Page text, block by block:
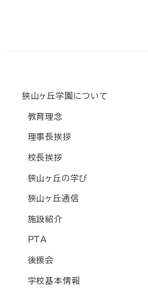
狭山ヶ丘学園について
教育理念
理事長挨拶
校長挨拶
狭山ヶ丘の学び
狭山ヶ丘通信
施設紹介
PTA
後援会
学校基本情報